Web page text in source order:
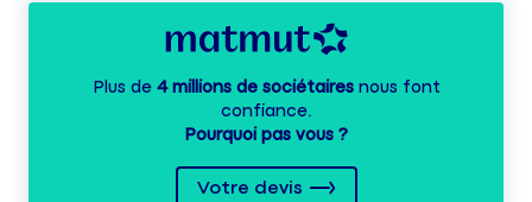
Plus de 4 millions de sociétairesnous font
confiance.
Pourquoi pas vous ?
Votre devis